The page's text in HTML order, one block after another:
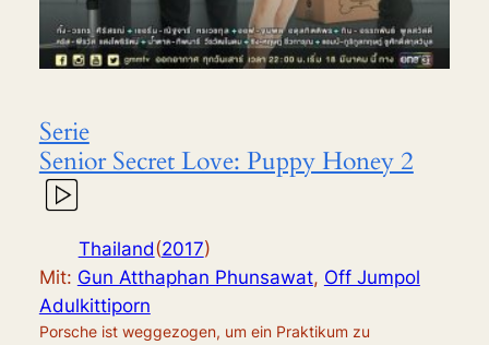
Serie
Senior Secret Love: Puppy Honey 2
Thailand(2017)
Mit: Gun Atthaphan Phunsawat, Off Jumpol
Adulkittiporn
Porsche ist weggezogen, um ein Praktikum zu